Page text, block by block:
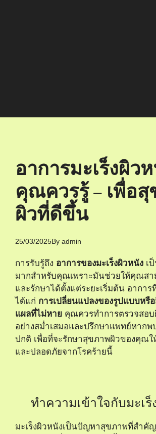
อาการมะเร็งผิว
คุณควรรู้ – เพื่อ
ผิวที่ดีขึ้น
25/03/2025By admin
การรับรู้ถึง อาการของมะเร็งผิวหนัง เ
มากสำหรับคุณเพราะมันช่วยให้คุณสา
และรักษาได้ตั้งแต่ระยะเริ่มต้น อาการ
ได้แก่ การเปลี่ยนแปลงของรูปแบบหรื
แผลที่ไม่หาย คุณควรทำการตรวจสอ
อย่างสม่ำเสมอและปรึกษาแพทย์หากพ
ปกติ เพื่อที่จะรักษาสุขภาพผิวของคุณ
และปลอดภัยจากโรคร้ายนี้
ทำความเข้าใจกับมะเร็
มะเร็งผิวหนังเป็นปัญหาสุขภาพที่สำคั